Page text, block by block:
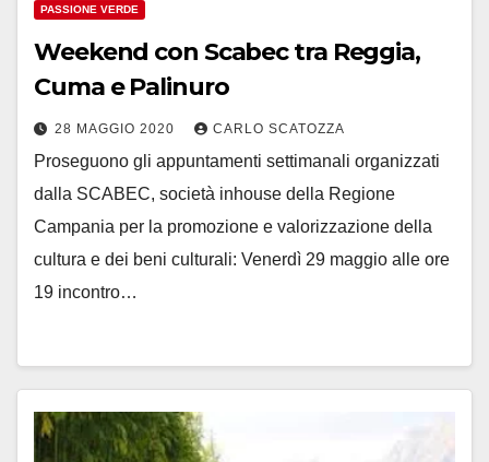
PASSIONE VERDE
Weekend con Scabec tra Reggia,
Cuma e Palinuro
28 MAGGIO 2020 CARLO SCATOZZA
Proseguono gli appuntamenti settimanali organizzati
dalla SCABEC, società inhouse della Regione
Campania per la promozione e valorizzazione della
cultura e dei beni culturali: Venerdì 29 maggio alle ore
19 incontro…